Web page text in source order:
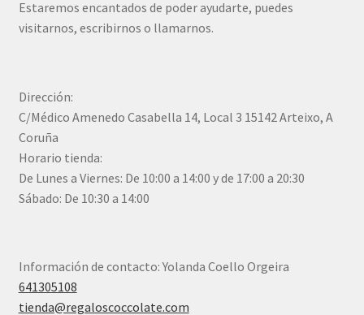
Estaremos encantados de poder ayudarte, puedes
visitarnos, escribirnos o llamarnos.
Dirección:
C/Médico Amenedo Casabella 14, Local 3 15142 Arteixo, A
Coruña
Horario tienda:
De Lunes a Viernes: De 10:00 a 14:00 y de 17:00 a 20:30
Sábado: De 10:30 a 14:00
Información de contacto: Yolanda Coello Orgeira
641305108
tienda@regaloscoccolate.com